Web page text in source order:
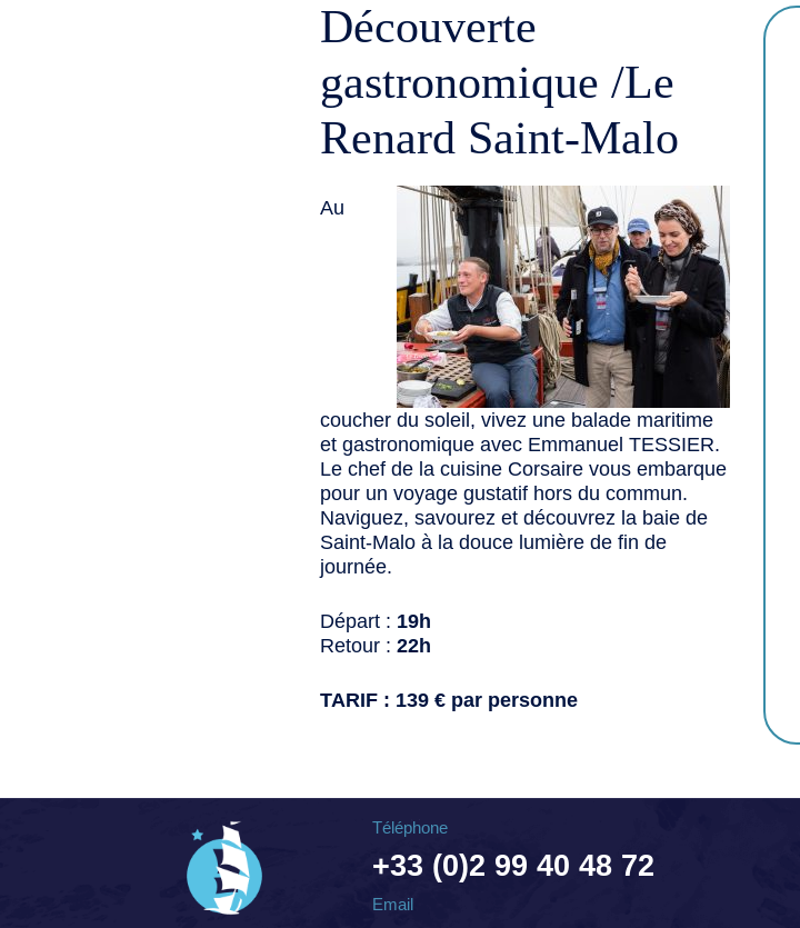
Découverte
gastronomique /Le
Renard Saint-Malo
Au
coucher du soleil, vivez une balade maritime
et gastronomique avec Emmanuel TESSIER.
Le chef de la cuisine Corsaire vous embarque
pour un voyage gustatif hors du commun.
Naviguez, savourez et découvrez la baie de
Saint-Malo à la douce lumière de fin de
journée.
Départ : 19h
Retour : 22h
TARIF : 139 € par personne
Téléphone
+33 (0)2 99 40 48 72
Email